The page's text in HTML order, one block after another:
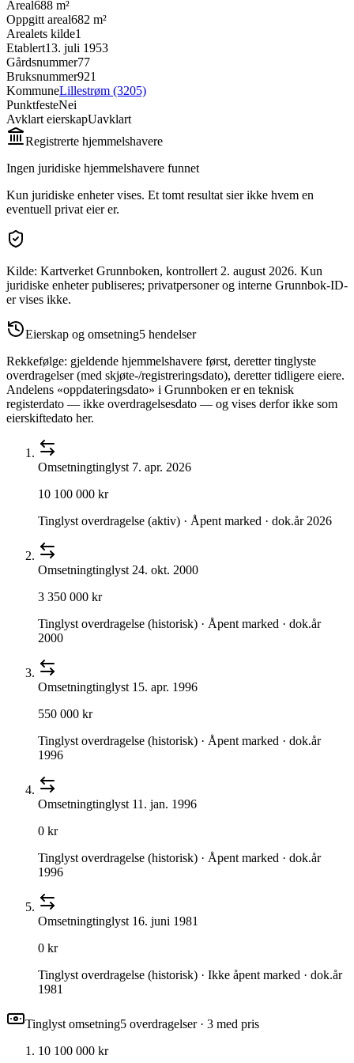
Areal688 m²
Oppgitt areal682 m²
Arealets kilde1
Etablert13. juli 1953
Gårdsnummer77
Bruksnummer921
KommuneLillestrøm (3205)
PunktfesteNei
Avklart eierskapUavklart
Registrerte hjemmelshavere
Ingen juridiske hjemmelshavere funnet
Kun juridiske enheter vises. Et tomt resultat sier ikke hvem en
eventuell privat eier er.
Kilde: Kartverket Grunnboken, kontrollert 2. august 2026. Kun
juridiske enheter publiseres; privatpersoner og interne Grunnbok-ID-
er vises ikke.
Eierskap og omsetning5 hendelser
Rekkefølge: gjeldende hjemmelshavere først, deretter tinglyste
overdragelser (med skjøte-/registreringsdato), deretter tidligere eiere.
Andelens «oppdateringsdato» i Grunnboken er en teknisk
registerdato — ikke overdragelsesdato — og vises derfor ikke som
eierskiftedato her.
Omsetningtinglyst 7. apr. 2026
10 100 000 kr
Tinglyst overdragelse (aktiv) · Åpent marked · dok.år 2026
Omsetningtinglyst 24. okt. 2000
3 350 000 kr
Tinglyst overdragelse (historisk) · Åpent marked · dok.år
2000
Omsetningtinglyst 15. apr. 1996
550 000 kr
Tinglyst overdragelse (historisk) · Åpent marked · dok.år
1996
Omsetningtinglyst 11. jan. 1996
0 kr
Tinglyst overdragelse (historisk) · Åpent marked · dok.år
1996
Omsetningtinglyst 16. juni 1981
0 kr
Tinglyst overdragelse (historisk) · Ikke åpent marked · dok.år
1981
Tinglyst omsetning5 overdragelser· 3 med pris
10 100 000 kr